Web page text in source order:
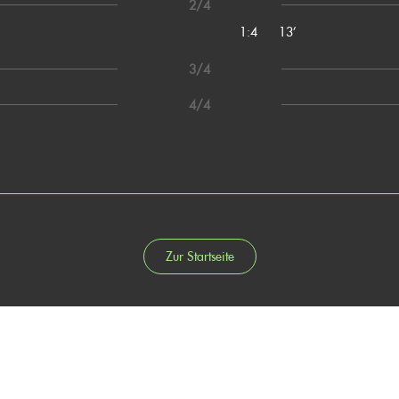
2/4
1:4
13’
3/4
4/4
Zur Startseite